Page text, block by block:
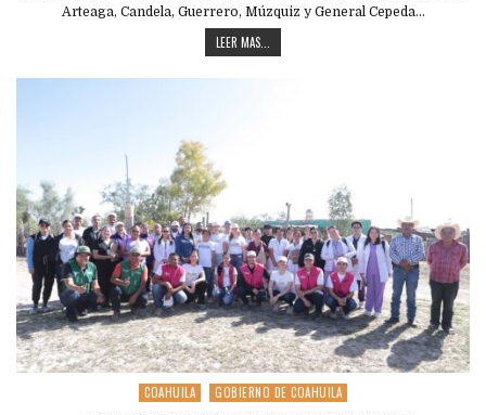
Arteaga, Candela, Guerrero, Múzquiz y General Cepeda…
LEER MAS...
Posted
COAHUILA GOBIERNO DE COAHUILA